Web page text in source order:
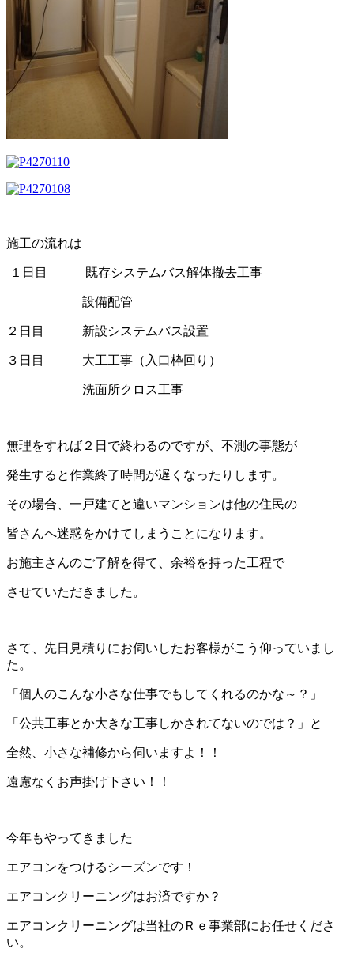
施工の流れは
１日目 既存システムバス解体撤去工事
設備配管
２日目 新設システムバス設置
３日目 大工工事（入口枠回り）
洗面所クロス工事
無理をすれば２日で終わるのですが、不測の事態が
発生すると作業終了時間が遅くなったりします。
その場合、一戸建てと違いマンションは他の住民の
皆さんへ迷惑をかけてしまうことになります。
お施主さんのご了解を得て、余裕を持った工程で
させていただきました。
さて、先日見積りにお伺いしたお客様がこう仰っていまし
た。
「個人のこんな小さな仕事でもしてくれるのかな～？」
「公共工事とか大きな工事しかされてないのでは？」と
全然、小さな補修から伺いますよ！！
遠慮なくお声掛け下さい！！
今年もやってきました
エアコンをつけるシーズンです！
エアコンクリーニングはお済ですか？
エアコンクリーニングは当社のＲｅ事業部にお任せくださ
い。